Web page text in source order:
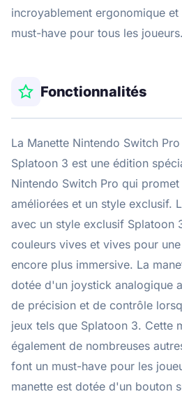
incroyablement ergonomique
must-have pour tous les joueurs.
Fonctionnalités
La Manette Nintendo Switch
Splatoon 3 est une édition
Nintendo Switch Pro qui
améliorées et un style exclusif.
avec un style exclusif Splatoon
couleurs vives et vives pour
encore plus immersive. La
dotée d'un joystick analogique
de précision et de contrôle
jeux tels que Splatoon 3. Cette
également de nombreuses
font un must-have pour les
manette est dotée d'un bouton